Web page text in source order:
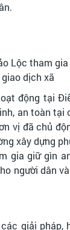
Lộc tham
giao dịch xã
động tại
an toàn tại
vị đã chủ
xây dựng
gia giữ gìn
người dân
giải pháp,